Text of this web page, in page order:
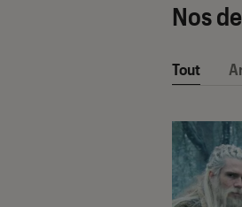
Nos
Tout